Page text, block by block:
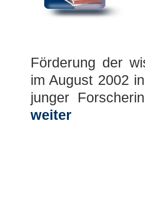
Förderung der
im August 2002
junger
weiter